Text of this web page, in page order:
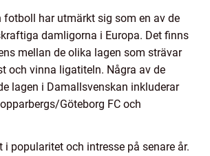
fotboll har utmärkt sig som en av de
damligorna i Europa. Det finns
mellan de olika lagen som strävar
och vinna ligatiteln. Några av de
lagen i Damallsvenskan inkluderar
Göteborg FC och
i popularitet och intresse på senare år.